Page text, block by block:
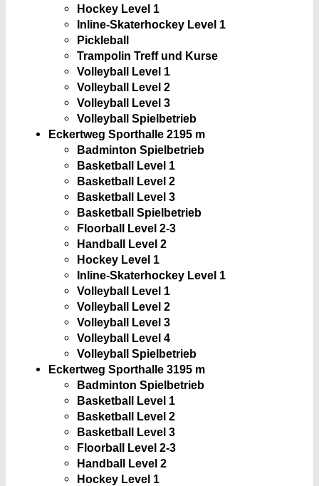
Hockey Level 1
Inline-Skaterhockey Level 1
Pickleball
Trampolin Treff und Kurse
Volleyball Level 1
Volleyball Level 2
Volleyball Level 3
Volleyball Spielbetrieb
Eckertweg Sporthalle 2195 m
Badminton Spielbetrieb
Basketball Level 1
Basketball Level 2
Basketball Level 3
Basketball Spielbetrieb
Floorball Level 2-3
Handball Level 2
Hockey Level 1
Inline-Skaterhockey Level 1
Volleyball Level 1
Volleyball Level 2
Volleyball Level 3
Volleyball Level 4
Volleyball Spielbetrieb
Eckertweg Sporthalle 3195 m
Badminton Spielbetrieb
Basketball Level 1
Basketball Level 2
Basketball Level 3
Floorball Level 2-3
Handball Level 2
Hockey Level 1